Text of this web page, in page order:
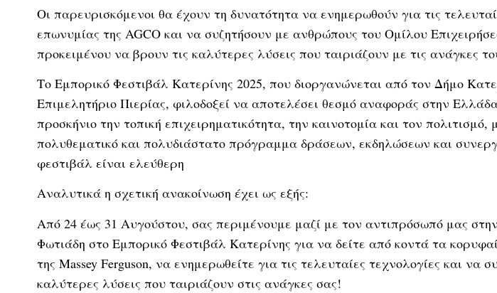
Οι παρευρισκόμενοι θα έχουν τη δυνατότητα να ενημερωθούν για τις
επωνυμίας της AGCO και να συζητήσουν με ανθρώπους του Ομίλου
προκειμένου να βρουν τις καλύτερες λύσεις που ταιριάζουν με τις ανάγκες
Το Εμπορικό Φεστιβάλ Κατερίνης 2025, που διοργανώνεται από τον Δήμο
Επιμελητήριο Πιερίας, φιλοδοξεί να αποτελέσει θεσμό αναφοράς στην
προσκήνιο την τοπική επιχειρηματικότητα, την καινοτομία και τον
πολυθεματικό και πολυδιάστατο πρόγραμμα δράσεων, εκδηλώσεων και
φεστιβάλ είναι ελεύθερη
Αναλυτικά η σχετική ανακοίνωση έχει ως εξής:
Από 24 έως 31 Αυγούστου, σας περιμένουμε μαζί με τον αντιπρόσωπό μας
Φωτιάδη στο Εμπορικό Φεστιβάλ Κατερίνης για να δείτε από κοντά τα
της Massey Ferguson, να ενημερωθείτε για τις τελευταίες τεχνολογίες και να
καλύτερες λύσεις που ταιριάζουν στις ανάγκες σας!